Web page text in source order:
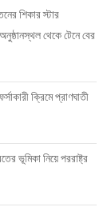
শিকার স্টার
থেকে টেনে বের
ক্রিমে প্রাণঘাতী
ভূমিকা নিয়ে পররাষ্ট্র